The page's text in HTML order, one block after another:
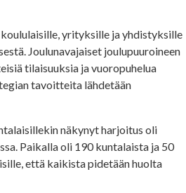
yrityksille ja yhdistyksille
Joulunavajaiset joulupuuroineen
tilaisuuksia ja vuoropuhelua
tavoitteita lähdetään
näkynyt harjoitus oli
Paikalla oli 190 kuntalaista ja 50
että kaikista pidetään huolta